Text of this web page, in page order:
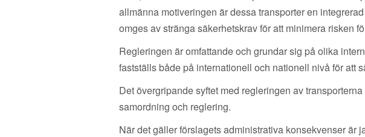
allmänna motiveringen är dessa transporter en
omges av stränga säkerhetskrav för att minimera risken
Regleringen är omfattande och grundar sig på olika
fastställs både på internationell och nationell nivå för att
Det övergripande syftet med regleringen av
samordning och reglering.
När det gäller förslagets administrativa konsekvenser är